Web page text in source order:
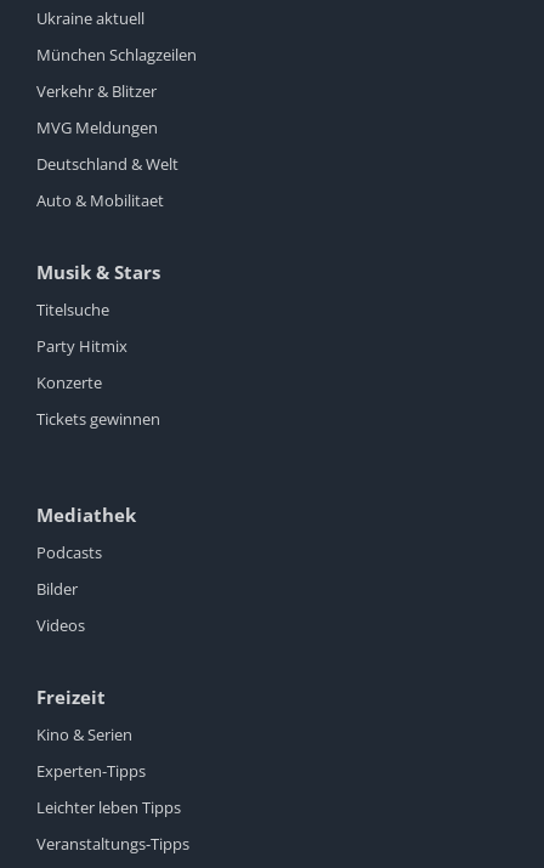
Ukraine aktuell
München Schlagzeilen
Verkehr & Blitzer
MVG Meldungen
Deutschland & Welt
Auto & Mobilitaet
Musik & Stars
Titelsuche
Party Hitmix
Konzerte
Tickets gewinnen
Mediathek
Podcasts
Bilder
Videos
Freizeit
Kino & Serien
Experten-Tipps
Leichter leben Tipps
Veranstaltungs-Tipps